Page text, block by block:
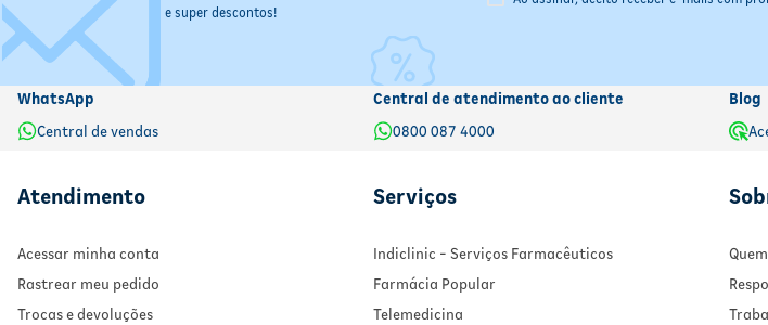
e super descontos!
WhatsApp
Central de vendas
Central de atendimento ao cliente
0800 087 4000
Blog
Atendimento
Acessar minha conta
Rastrear meu pedido
Trocas e devoluções
Serviços
Indiclinic - Serviços Farmacêuticos
Farmácia Popular
Telemedicina